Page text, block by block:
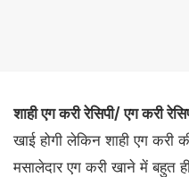
शाही एग करी रेसिपी/ एग करी
खाई होगी लेकिन शाही एग करी
मसालेदार एग करी खाने में बहुत